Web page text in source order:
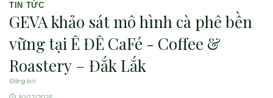
TIN TỨC
GEVA khảo sát mô hình cà phê bền
vững tại Ê ĐÊ CaFé - Coffee &
Roastery – Đắk Lắk
Đăng bởi